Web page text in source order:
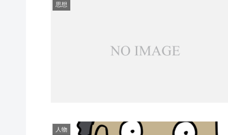
思想
人物